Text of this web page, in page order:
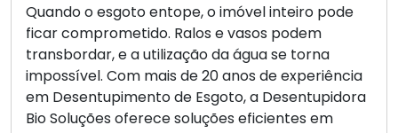
Quando o esgoto entope, o imóvel inteiro pode
ficar comprometido. Ralos e vasos podem
transbordar, e a utilização da água se torna
impossível. Com mais de 20 anos de experiência
em Desentupimento de Esgoto, a Desentupidora
Bio Soluções oferece soluções eficientes em